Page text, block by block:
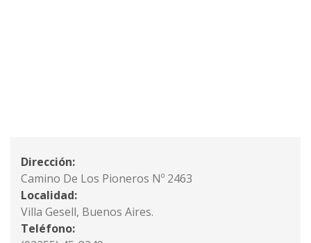
Dirección:
Camino De Los Pioneros Nº 2463
Localidad:
Villa Gesell, Buenos Aires.
Teléfono: